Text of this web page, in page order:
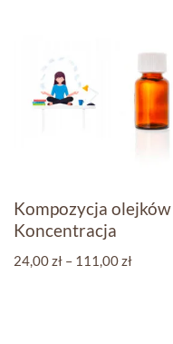
Kompozycja olejków
Koncentracja
24,00zł – 111,00zł